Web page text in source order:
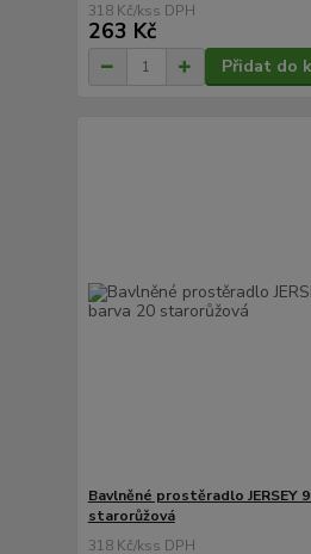
318 Kč/ks
263 Kč
Přidat do
Bavlněné prostěradlo JERSEY
starorůžová
318 Kč/ks